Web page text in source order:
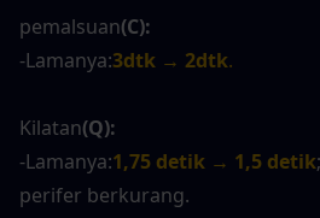
pemalsuan(C):
-Lamanya:3dtk → 2dtk.
Kilatan(Q):
-Lamanya:1,75 detik → 1,5 detik
perifer berkurang.